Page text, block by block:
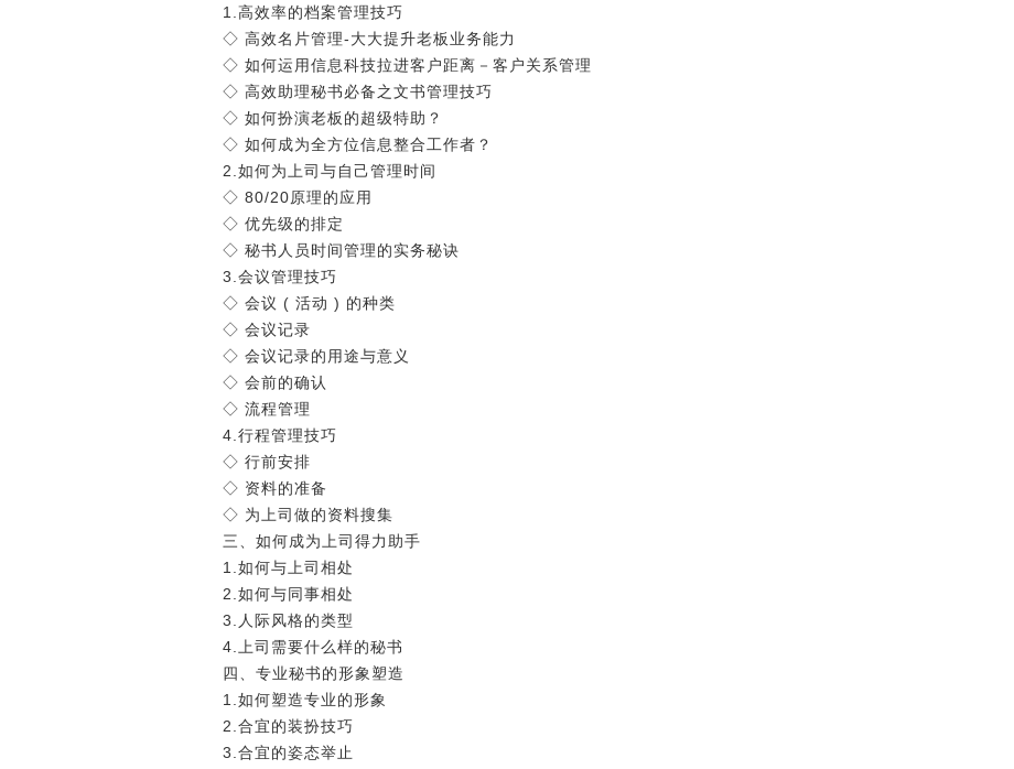
1.高效率的档案管理技巧
◇ 高效名片管理-大大提升老板业务能力
◇ 如何运用信息科技拉进客户距离－客户关系管理
◇ 高效助理秘书必备之文书管理技巧
◇ 如何扮演老板的超级特助？
◇ 如何成为全方位信息整合工作者？
2.如何为上司与自己管理时间
◇ 80/20原理的应用
◇ 优先级的排定
◇ 秘书人员时间管理的实务秘诀
3.会议管理技巧
◇ 会议 ( 活动 ) 的种类
◇ 会议记录
◇ 会议记录的用途与意义
◇ 会前的确认
◇ 流程管理
4.行程管理技巧
◇ 行前安排
◇ 资料的准备
◇ 为上司做的资料搜集
三、如何成为上司得力助手
1.如何与上司相处
2.如何与同事相处
3.人际风格的类型
4.上司需要什么样的秘书
四、专业秘书的形象塑造
1.如何塑造专业的形象
2.合宜的装扮技巧
3.合宜的姿态举止